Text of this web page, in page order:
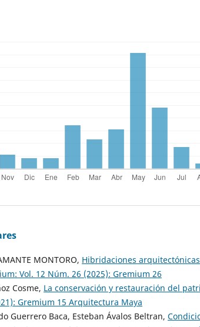
MONTORO, Hibridaciones
Vol. 12 Núm. 26 (2025): Gremium 26
Cosme, La conservación y restauración del
Gremium 15 Arquitectura Maya
Guerrero Baca, Esteban Ávalos Beltran,